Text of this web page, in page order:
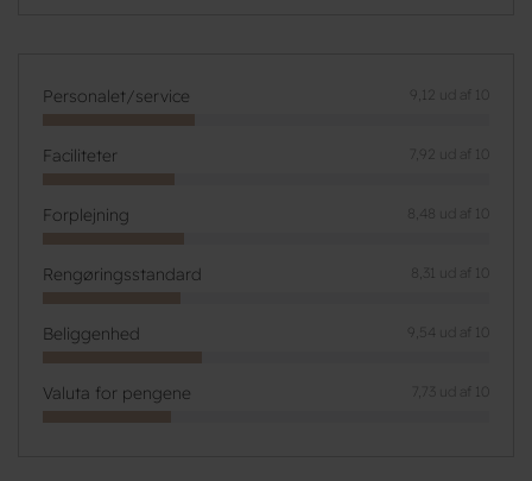
Personalet/service 9,12 ud af 10
Faciliteter 7,92 ud af 10
Forplejning 8,48 ud af 10
Rengøringsstandard 8,31 ud af 10
Beliggenhed 9,54 ud af 10
Valuta for pengene 7,73 ud af 10